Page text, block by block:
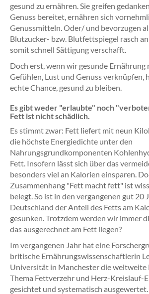
gesund zu ernähren. Sie greifen
Genuss bereitet, ernähren sich
Genussmitteln. Oder/ und bevorzugen
Blutzucker- bzw. Blutfettspiegel rasch
somit schnell Sättigung verschafft.
Doch erst, wenn wir gesunde Ernährung
Gefühlen, Lust und Genuss verknüpfen,
echte Chance, gesund zu bleiben.
Es gibt weder "erlaubte" noch
Fett ist nicht schädlich.
Es stimmt zwar: Fett liefert mit neun
die höchste Energiedichte unter den
Nahrungsgrundkomponenten
Fett. Insofern lässt sich über das
besonders viel an Kalorien einsparen.
Zusammenhang "Fett macht fett" ist
belegt. So ist in den vergangenen gut 20
Deutschland der Anteil des Fetts am
gesunken. Trotzdem werden wir immer
das ausgerechnet am Fett liegen?
Im vergangenen Jahr hat eine
britische Ernährungswissenschaftlerin
Universität in Manchester die weltweite
Thema Fettverzehr und Herz-Kreislauf-
gesichtet und systematisch